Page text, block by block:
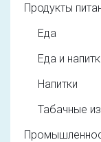
Продукты
Еда
Еда и
Напитки
Табачные